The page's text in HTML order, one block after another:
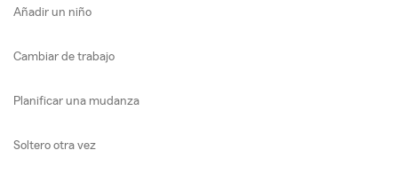
Añadir un niño
Cambiar de trabajo
Planificar una mudanza
Soltero otra vez